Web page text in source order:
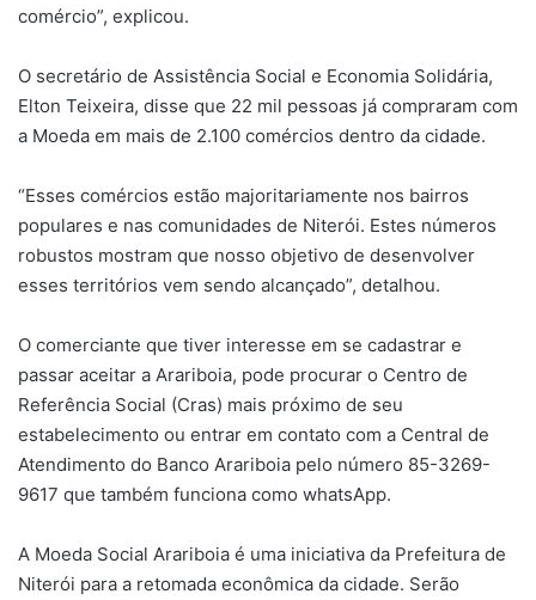
comércio”, explicou.
O secretário de Assistência Social e Economia Solidária,
Elton Teixeira, disse que 22 mil pessoas já compraram com
a Moeda em mais de 2.100 comércios dentro da cidade.
“Esses comércios estão majoritariamente nos bairros
populares e nas comunidades de Niterói. Estes números
robustos mostram que nosso objetivo de desenvolver
esses territórios vem sendo alcançado”, detalhou.
O comerciante que tiver interesse em se cadastrar e
passar aceitar a Arariboia, pode procurar o Centro de
Referência Social (Cras) mais próximo de seu
estabelecimento ou entrar em contato com a Central de
Atendimento do Banco Arariboia pelo número 85-3269-
9617 que também funciona como whatsApp.
A Moeda Social Arariboia é uma iniciativa da Prefeitura de
Niterói para a retomada econômica da cidade. Serão